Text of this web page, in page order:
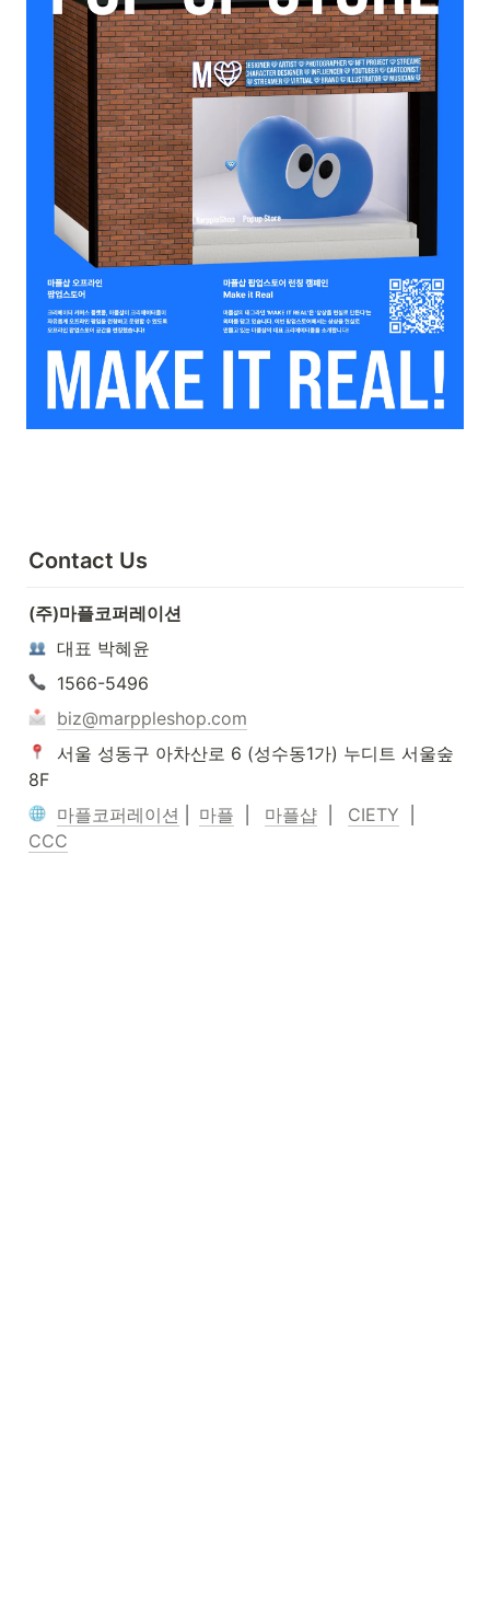
Contact Us
(주)마플코퍼레이션
대표 박혜윤
1566-5496
biz@marppleshop.com
서울 성동구 아차산로 6 (성수동1가) 누디트 서울숲
8F
마플코퍼레이션
마플 마플샵 CIETY
CCC